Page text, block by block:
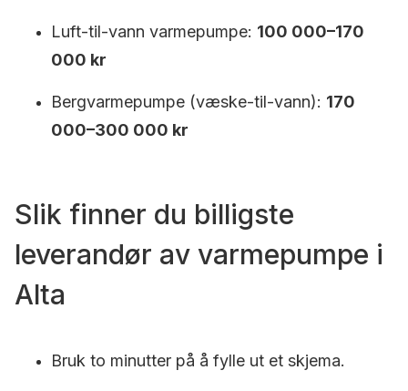
Luft-til-vann varmepumpe: 100 000–170
000 kr
Bergvarmepumpe (væske-til-vann): 170
000–300 000 kr
Slik finner du billigste
leverandør av varmepumpe i
Alta
Bruk to minutter på å fylle ut et skjema.